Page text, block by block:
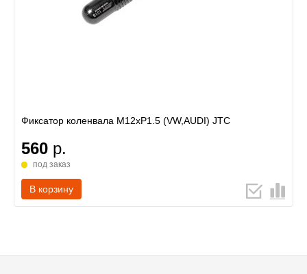
Фиксатор коленвала М12хР1.5 (VW,AUDI) JTC
560 р.
под заказ
В корзину